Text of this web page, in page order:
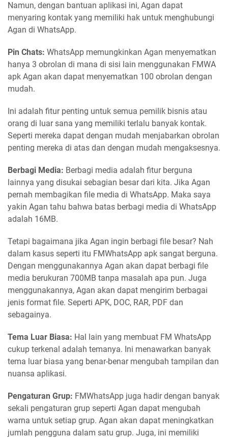
Namun, dengan bantuan aplikasi ini, Agan dapat
menyaring kontak yang memiliki hak untuk menghubungi
Agan di WhatsApp.
Pin Chats: WhatsApp memungkinkan Agan menyematkan
hanya 3 obrolan di mana di sisi lain menggunakan FMWA
apk Agan akan dapat menyematkan 100 obrolan dengan
mudah.
Ini adalah fitur penting untuk semua pemilik bisnis atau
orang di luar sana yang memiliki terlalu banyak kontak.
Seperti mereka dapat dengan mudah menjabarkan obrolan
penting mereka di atas dan dengan mudah mengaksesnya.
Berbagi Media: Berbagi media adalah fitur berguna
lainnya yang disukai sebagian besar dari kita. Jika Agan
pernah membagikan file media di WhatsApp. Maka saya
yakin Agan tahu bahwa batas berbagi media di WhatsApp
adalah 16MB.
Tetapi bagaimana jika Agan ingin berbagi file besar? Nah
dalam kasus seperti itu FMWhatsApp apk sangat berguna.
Dengan menggunakannya Agan akan dapat berbagi file
media berukuran 700MB tanpa masalah apa pun. Juga
menggunakannya, Agan akan dapat mengirim berbagai
jenis format file. Seperti APK, DOC, RAR, PDF dan
sebagainya.
Tema Luar Biasa: Hal lain yang membuat FM WhatsApp
cukup terkenal adalah temanya. Ini menawarkan banyak
tema luar biasa yang benar-benar mengubah tampilan dan
nuansa aplikasi.
Pengaturan Grup: FMWhatsApp juga hadir dengan banyak
sekali pengaturan grup seperti Agan dapat mengubah
warna untuk setiap grup. Agan akan dapat meningkatkan
jumlah pengguna dalam satu grup. Juga, ini memiliki